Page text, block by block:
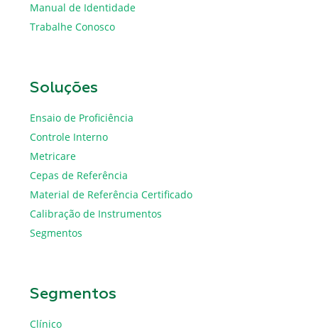
Manual de Identidade
Trabalhe Conosco
Soluções
Ensaio de Proficiência
Controle Interno
Metricare
Cepas de Referência
Material de Referência Certificado
Calibração de Instrumentos
Segmentos
Segmentos
Clínico